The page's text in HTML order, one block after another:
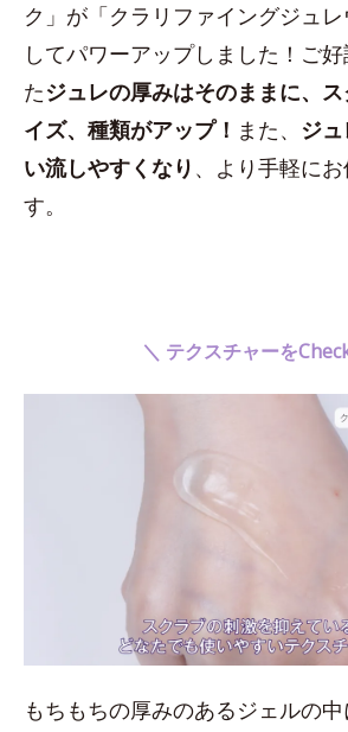
ク」が「クラリファイングジュ
してパワーアップしました！ご
たジュレの厚みはそのままに、
イズ、種類がアップ！ また、 ジ
い流しやすくなり 、より手軽に
す。
＼ テクスチャーを
もちもちの厚みのあるジェルの中